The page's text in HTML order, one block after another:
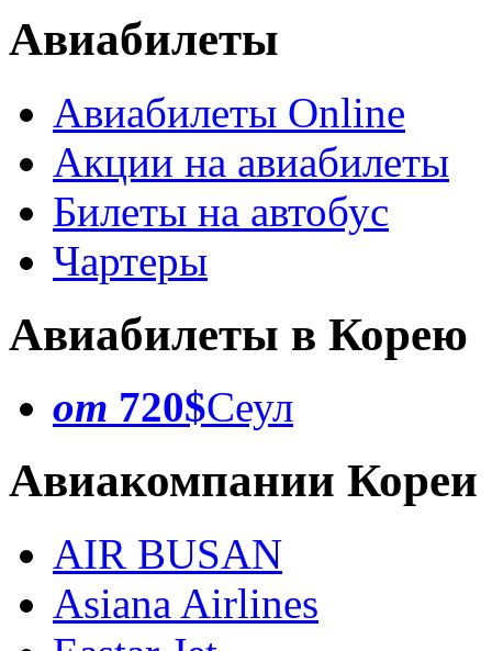
Авиабилеты
Авиабилеты Online
Акции на авиабилеты
Билеты на автобус
Чартеры
Авиабилеты в Корею
от 720$Сеул
Авиакомпании Кореи
AIR BUSAN
Asiana Airlines